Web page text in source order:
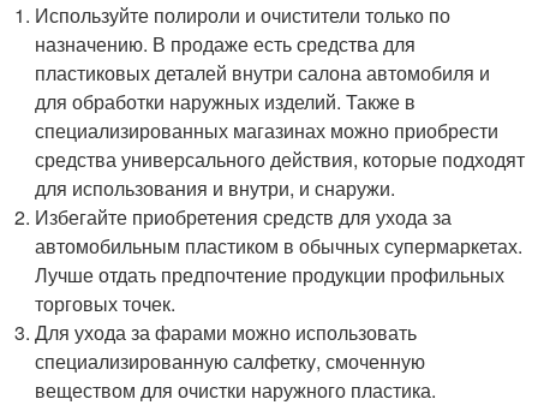
Используйте полироли и очистители только по
назначению. В продаже есть средства для
пластиковых деталей внутри салона автомобиля и
для обработки наружных изделий. Также в
специализированных магазинах можно приобрести
средства универсального действия, которые подходят
для использования и внутри, и снаружи.
Избегайте приобретения средств для ухода за
автомобильным пластиком в обычных супермаркетах.
Лучше отдать предпочтение продукции профильных
торговых точек.
Для ухода за фарами можно использовать
специализированную салфетку, смоченную
веществом для очистки наружного пластика.